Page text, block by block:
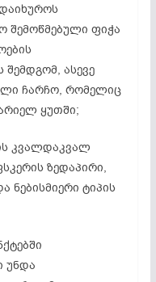
შემოწმებული ფიჭა
ასევე
ჩარჩო, რომელიც
ყუთში;
კვალდაკვალ
ზედაპირი,
ნებისმიერი ტიპის
უნდა